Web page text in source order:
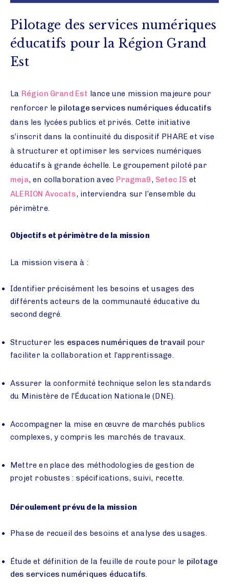
Pilotage des services numériques
éducatifs pour la Région Grand
Est
La Région Grand Est lance une mission majeure pour
renforcer le pilotage services numériques éducatifs
dans les lycées publics et privés. Cette initiative
s’inscrit dans la continuité du dispositif PHARE et vise
à structurer et optimiser les services numériques
éducatifs à grande échelle. Le groupement piloté par
meja, en collaboration avec Pragma9, Setec IS et
ALERION Avocats, interviendra sur l’ensemble du
périmètre.
Objectifs et périmètre de la mission
La mission visera à :
Identifier précisément les besoins et usages des
différents acteurs de la communauté éducative du
second degré.
Structurer les espaces numériques de travail pour
faciliter la collaboration et l’apprentissage.
Assurer la conformité technique selon les standards
du Ministère de l’Éducation Nationale (DNE).
Accompagner la mise en œuvre de marchés publics
complexes, y compris les marchés de travaux.
Mettre en place des méthodologies de gestion de
projet robustes : spécifications, suivi, recette.
Déroulement prévu de la mission
Phase de recueil des besoins et analyse des usages.
Étude et définition de la feuille de route pour le pilotage
des services numériques éducatifs.